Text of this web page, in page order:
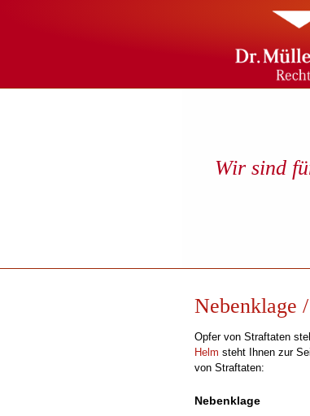
Wir sind
Nebenklage
Opfer von Straftaten
Helm steht Ihnen zur
von Straftaten:
Nebenklage